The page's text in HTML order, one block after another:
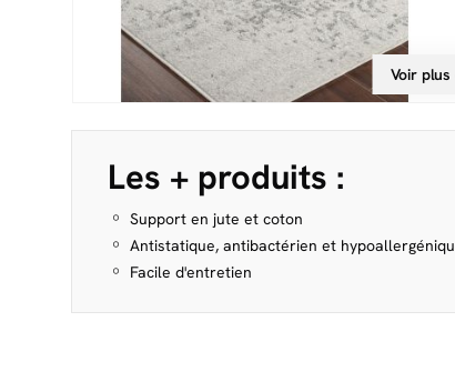
Voir
Les + produits :
Support en jute et coton
Antistatique, antibactérien et
Facile d'entretien